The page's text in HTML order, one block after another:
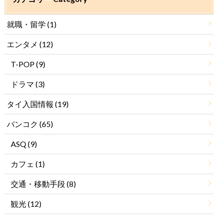
就職・留学 (1)
エンタメ (12)
T-POP(9)
ドラマ (3)
タイ入国情報 (19)
バンコク (65)
ASQ(9)
カフェ (1)
交通・移動手段(8)
観光(12)